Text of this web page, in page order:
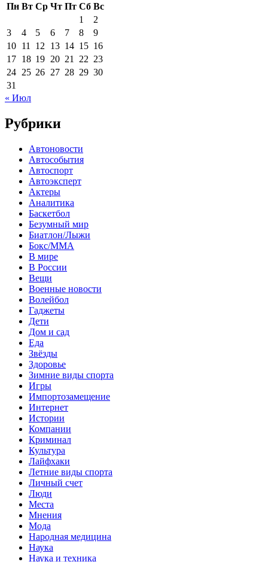
Пн Вт Ср Чт Пт Сб Вс
1
2
3
4 5 6 7 8
9
10 11 12 13 14 15 16
17 18 19 20 21 22 23
24 25 26 27 28 29 30
31
« Июл
Рубрики
Автоновости
Автособытия
Автоспорт
Автоэксперт
Актеры
Аналитика
Баскетбол
Безумный мир
Биатлон/Лыжи
Бокс/MMA
В мире
В России
Вещи
Военные новости
Волейбол
Гаджеты
Дети
Дом и сад
Еда
Звёзды
Здоровье
Зимние виды спорта
Игры
Импортозамещение
Интернет
Истории
Компании
Криминал
Культура
Лайфхаки
Летние виды спорта
Личный счет
Люди
Места
Мнения
Мода
Народная медицина
Наука
Наука и техника